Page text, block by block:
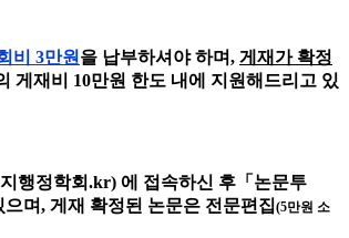
비 3만원 을 납부하셔야 하며, 게재가 확정
게재비 10만원 한도 내에 지원해드리고 있
행정학회.kr) 에 접속하신 후 「 논문투
며, 게재 확정된 논문은 전문편집(5만원 소